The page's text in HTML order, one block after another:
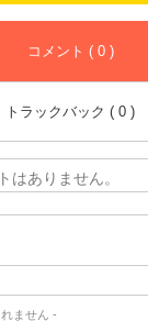
コメント ( 0 )
トラックバック ( 0 )
はありません。
ません -